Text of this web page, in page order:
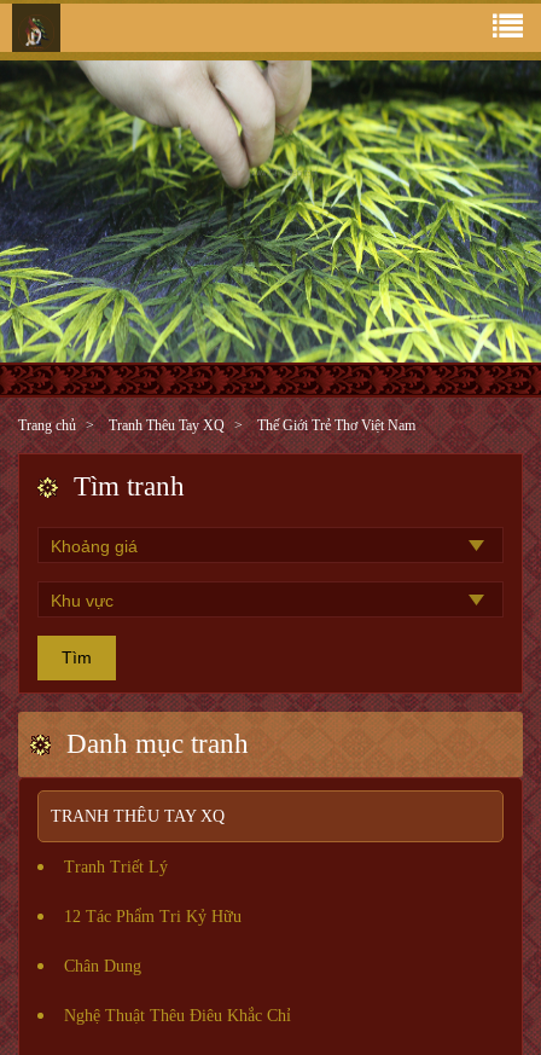
Trang chủ Tranh Thêu Tay XQ Thế Giới Trẻ Thơ Việt Nam
Tìm tranh
Tìm
Danh mục tranh
TRANH THÊU TAY XQ
Tranh Triết Lý
12 Tác Phẩm Tri Kỷ Hữu
Chân Dung
Nghệ Thuật Thêu Điêu Khắc Chỉ